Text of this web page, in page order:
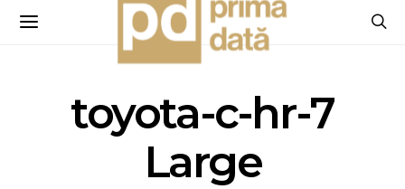
toyota-c-hr-7
Large